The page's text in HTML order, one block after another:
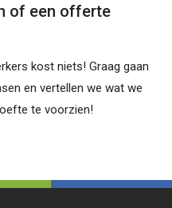
of een offerte
kost niets! Graag gaan
en vertellen we wat we
te voorzien!